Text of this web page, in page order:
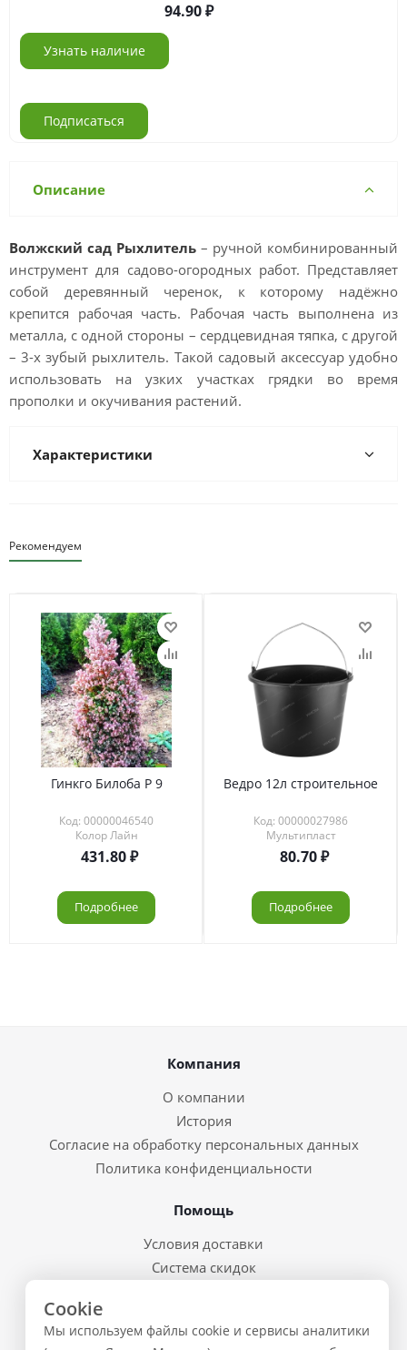
94.90
Узнать наличие
Подписаться
Описание
Волжский сад Рыхлитель – ручной комбинированный
инструмент для садово-огородных работ. Представляет
собой деревянный черенок, к которому надёжно
крепится рабочая часть. Рабочая часть выполнена из
металла, с одной стороны – сердцевидная тяпка, с другой
– 3-х зубый рыхлитель. Такой садовый аксессуар удобно
использовать на узких участках грядки во время
прополки и окучивания растений.
Характеристики
Рекомендуем
Гинкго Билоба Р 9
Код: 00000046540
Колор Лайн
431.80
Подробнее
Ведро 12л строительное
Код: 00000027986
Мультипласт
80.70
Подробнее
Компания
О компании
История
Согласие на обработку персональных данных
Политика конфиденциальности
Помощь
Условия доставки
Система скидок
Предварительные заказы
Cookie
Мы используем файлы cookie и сервисы аналитики